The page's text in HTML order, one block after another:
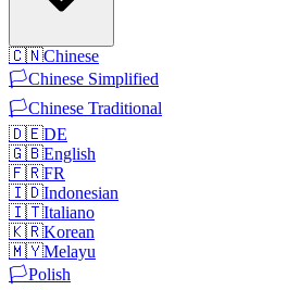
🇨🇳Chinese
🏳️Chinese Simplified
🏳️Chinese Traditional
🇩🇪DE
🇬🇧English
🇫🇷FR
🇮🇩Indonesian
🇮🇹Italiano
🇰🇷Korean
🇲🇾Melayu
🏳️Polish